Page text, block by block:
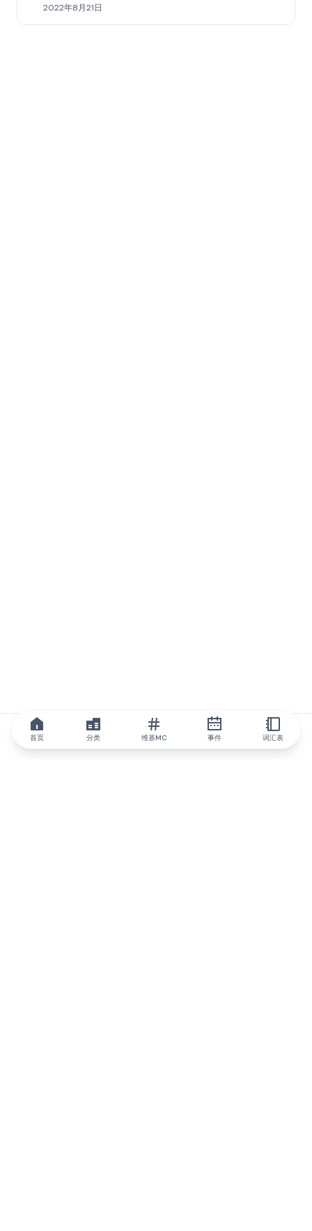
2022年8月21日
首页 分类 维基MC 事件 词汇表